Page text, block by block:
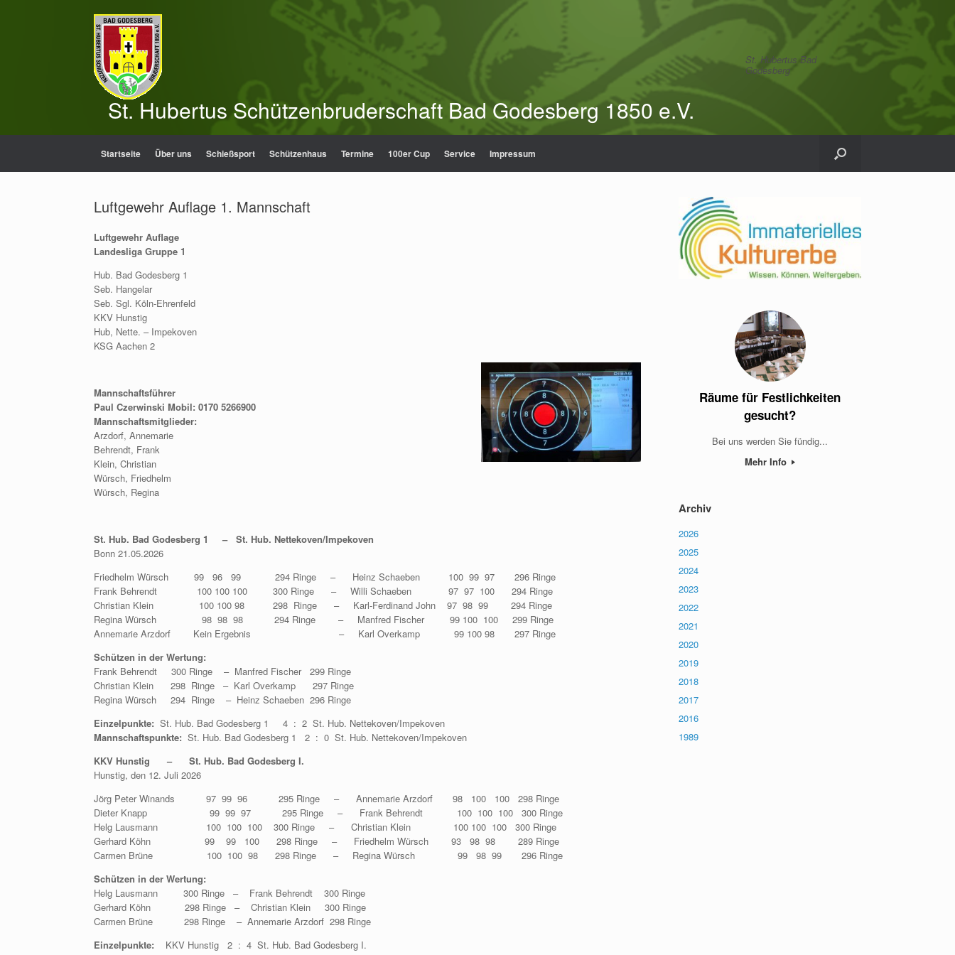
St. Hubertus Schützenbruderschaft Bad Godesberg 1850 e.V.
St. Hubertus Bad
Godesberg
Startseite Über uns Schießsport Schützenhaus Termine 100er Cup Service Impressum
Luftgewehr Auflage 1. Mannschaft
Luftgewehr Auflage
Landesliga Gruppe 1
Hub. Bad Godesberg 1
Seb. Hangelar
Seb. Sgl. Köln-Ehrenfeld
KKV Hunstig
Hub, Nette. – Impekoven
KSG Aachen 2
Mannschaftsführer
Paul Czerwinski Mobil: 0170 5266900
Mannschaftsmitglieder:
Arzdorf, Annemarie
Behrendt, Frank
Klein, Christian
Würsch, Friedhelm
Würsch, Regina
St. Hub. Bad Godesberg 1 – St. Hub. Nettekoven/Impekoven
Bonn 21.05.2026
Friedhelm Würsch 99 96 99 294 Ringe – Heinz Schaeben 100 99 97 296 Ringe
Frank Behrendt 100 100 100 300 Ringe – Willi Schaeben 97 97 100 294 Ringe
Christian Klein 100 100 98 298 Ringe – Karl-Ferdinand John 97 98 99 294 Ringe
Regina Würsch 98 98 98 294 Ringe – Manfred Fischer 99 100 100 299 Ringe
Annemarie Arzdorf Kein Ergebnis – Karl Overkamp 99 100 98 297 Ringe
Schützen in der Wertung:
Frank Behrendt 300 Ringe – Manfred Fischer 299 Ringe
Christian Klein 298 Ringe – Karl Overkamp 297 Ringe
Regina Würsch 294 Ringe – Heinz Schaeben 296 Ringe
Einzelpunkte: St. Hub. Bad Godesberg 1 4 : 2 St. Hub. Nettekoven/Impekoven
Mannschaftspunkte: St. Hub. Bad Godesberg 1 2 : 0 St. Hub. Nettekoven/Impekoven
KKV Hunstig – St. Hub. Bad Godesberg I.
Hunstig, den 12. Juli 2026
Jörg Peter Winands 97 99 96 295 Ringe – Annemarie Arzdorf 98 100 100 298 Ringe
Dieter Knapp 99 99 97 295 Ringe – Frank Behrendt 100 100 100 300 Ringe
Helg Lausmann 100 100 100 300 Ringe – Christian Klein 100 100 100 300 Ringe
Gerhard Köhn 99 99 100 298 Ringe – Friedhelm Würsch 93 98 98 289 Ringe
Carmen Brüne 100 100 98 298 Ringe – Regina Würsch 99 98 99 296 Ringe
Schützen in der Wertung:
Helg Lausmann 300 Ringe – Frank Behrendt 300 Ringe
Gerhard Köhn 298 Ringe – Christian Klein 300 Ringe
Carmen Brüne 298 Ringe – Annemarie Arzdorf 298 Ringe
Einzelpunkte: KKV Hunstig 2 : 4 St. Hub. Bad Godesberg I.
Räume für Festlichkeiten
gesucht?
Bei uns werden Sie fündig...
Mehr Info
Archiv
2026
2025
2024
2023
2022
2021
2020
2019
2018
2017
2016
1989